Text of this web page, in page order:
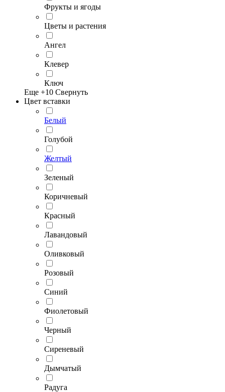
Фрукты и ягоды
Цветы и растения
Ангел
Клевер
Ключ
Еще +10 Свернуть
Цвет вставки
Белый
Голубой
Желтый
Зеленый
Коричневый
Красный
Лавандовый
Оливковый
Розовый
Синий
Фиолетовый
Черный
Сиреневый
Дымчатый
Радуга